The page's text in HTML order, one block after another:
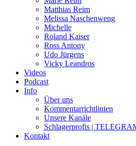
Matthias Reim
Melissa Naschenweng
Michelle
Roland Kaiser
Ross Antony
Udo Jürgens
Vicky Leandros
Videos
Podcast
Info
Über uns
Kommentarrichtlinien
Unsere Kanäle
Schlagerprofis |
Kontakt